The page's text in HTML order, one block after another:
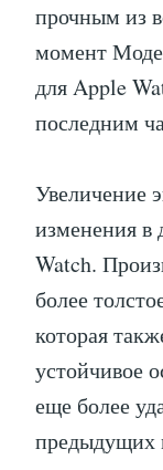
прочным из
момент
для Apple
последним
Увеличение
изменения в
Watch.
более
которая
устойчивое
еще более
предыдущих